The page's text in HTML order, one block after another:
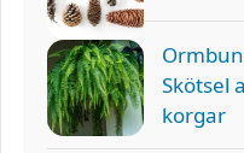
Skötsel
korgar